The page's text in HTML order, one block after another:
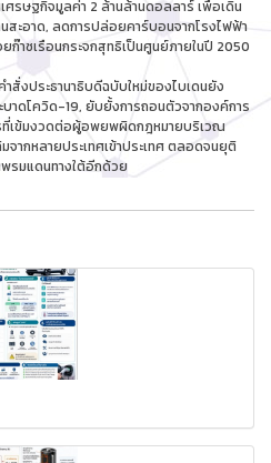
ศรษฐกิจมูลค่า 2 ล้านล้านดอลลาร์ เพื่อเดิน
สะอาด, ลดการปล่อยคาร์บอนจากโรงไฟฟ้า
ก๊าซเรือนกระจกสุทธิเป็นศูนย์ภายในปี 2050
สั่งประธานาธิบดีฉบับใหม่ของไบเดนยัง
าดโควิด-19, ยับยั้งการถอนตัวจากองค์การ
ที่เข้มงวดต่อผู้อพยพผิดกฎหมายบริเวณ
ากหลายประเทศเข้าประเทศ ตลอดจนยุติ
รมแดนทางใต้อีกด้วย